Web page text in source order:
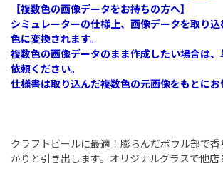
【複数色の画像データをお持ちの方へ】
シミュレーターの仕様上、画像データを取り
色に変換されます。
複数色の画像データのまま作成したい場合は
依頼ください。
仕様書は取り込んだ複数色の元画像をもとにお
クラフトビールに最適！膨らんだボウル部で
かりと引き出します。オリジナルグラスで他店